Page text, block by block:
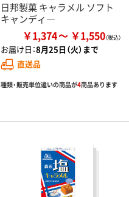
日邦製菓 キャラメル ソフト
キャンディ―
￥1,374 ￥1,550
お届け日：8月25日（火）まで
直送品
種類・販売単位違いの商品が4商品あります